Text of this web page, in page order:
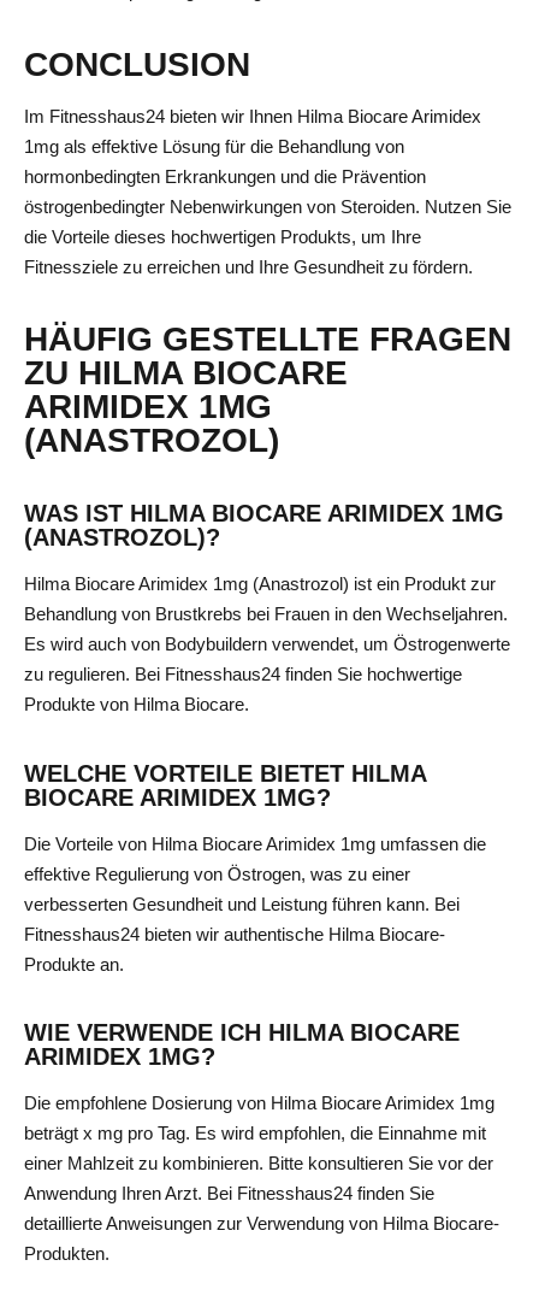
CONCLUSION
Im Fitnesshaus24 bieten wir Ihnen Hilma Biocare Arimidex
1mg als effektive Lösung für die Behandlung von
hormonbedingten Erkrankungen und die Prävention
östrogenbedingter Nebenwirkungen von Steroiden. Nutzen Sie
die Vorteile dieses hochwertigen Produkts, um Ihre
Fitnessziele zu erreichen und Ihre Gesundheit zu fördern.
HÄUFIG GESTELLTE FRAGEN
ZU HILMA BIOCARE
ARIMIDEX 1MG
(ANASTROZOL)
WAS IST HILMA BIOCARE ARIMIDEX 1MG
(ANASTROZOL)?
Hilma Biocare Arimidex 1mg (Anastrozol) ist ein Produkt zur
Behandlung von Brustkrebs bei Frauen in den Wechseljahren.
Es wird auch von Bodybuildern verwendet, um Östrogenwerte
zu regulieren. Bei Fitnesshaus24 finden Sie hochwertige
Produkte von Hilma Biocare.
WELCHE VORTEILE BIETET HILMA
BIOCARE ARIMIDEX 1MG?
Die Vorteile von Hilma Biocare Arimidex 1mg umfassen die
effektive Regulierung von Östrogen, was zu einer
verbesserten Gesundheit und Leistung führen kann. Bei
Fitnesshaus24 bieten wir authentische Hilma Biocare-
Produkte an.
WIE VERWENDE ICH HILMA BIOCARE
ARIMIDEX 1MG?
Die empfohlene Dosierung von Hilma Biocare Arimidex 1mg
beträgt x mg pro Tag. Es wird empfohlen, die Einnahme mit
einer Mahlzeit zu kombinieren. Bitte konsultieren Sie vor der
Anwendung Ihren Arzt. Bei Fitnesshaus24 finden Sie
detaillierte Anweisungen zur Verwendung von Hilma Biocare-
Produkten.